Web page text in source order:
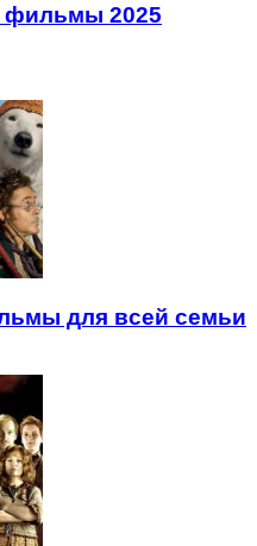
2025
для всей семьи